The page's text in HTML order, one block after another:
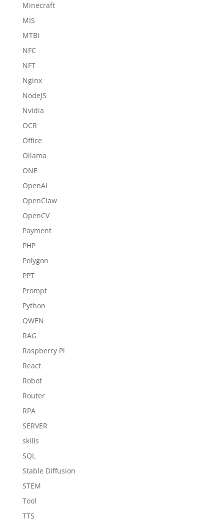
Minecraft
MIS
MTBI
NFC
NFT
Nginx
NodeJS
Nvidia
OCR
Office
Ollama
ONE
OpenAI
OpenClaw
OpenCV
Payment
PHP
Polygon
PPT
Prompt
Python
QWEN
RAG
Raspberry Pi
React
Robot
Router
RPA
SERVER
skills
SQL
Stable Diffusion
STEM
Tool
TTS